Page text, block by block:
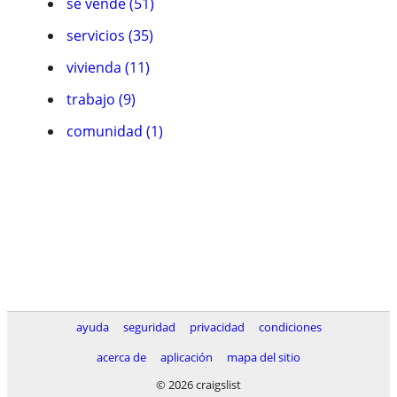
servicios (35)
vivienda (11)
trabajo (9)
comunidad (1)
ayuda seguridad privacidad
condiciones
acerca de
aplicación
mapa del sitio
© 2026 craigslist